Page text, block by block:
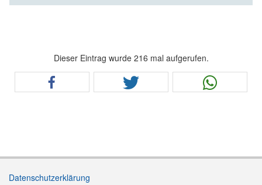
Dieser Eintrag wurde 216 mal aufgerufen.
Datenschutzerklärung